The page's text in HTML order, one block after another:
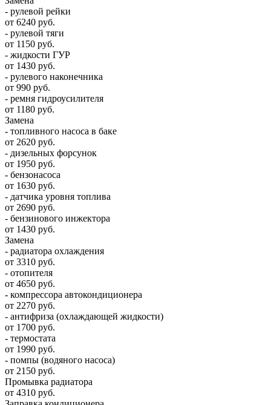
- рулевой рейки
от 6240 руб.
- рулевой тяги
от 1150 руб.
- жидкости ГУР
от 1430 руб.
- рулевого наконечника
от 990 руб.
- ремня гидроусилителя
от 1180 руб.
Замена
- топливного насоса в баке
от 2620 руб.
- дизельных форсунок
от 1950 руб.
- бензонасоса
от 1630 руб.
- датчика уровня топлива
от 2690 руб.
- бензинового инжектора
от 1430 руб.
Замена
- радиатора охлаждения
от 3310 руб.
- отопителя
от 4650 руб.
- компрессора автокондиционера
от 2270 руб.
- антифриза (охлаждающей жидкости)
от 1700 руб.
- термостата
от 1990 руб.
- помпы (водяного насоса)
от 2150 руб.
Промывка радиатора
от 4310 руб.